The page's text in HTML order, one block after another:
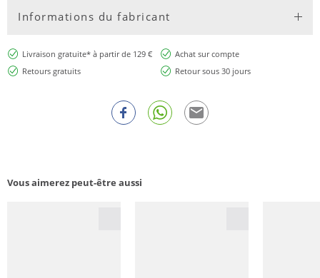
Informations du fabricant
Livraison gratuite* à partir de 129 €
Achat sur compte
Retours gratuits
Retour sous 30 jours
Vous aimerez peut-être aussi